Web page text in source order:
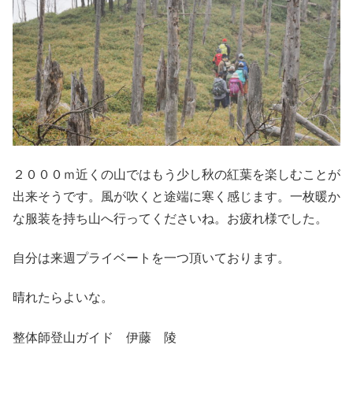
２０００ｍ近くの山ではもう少し秋の紅葉を楽しむことが
出来そうです。風が吹くと途端に寒く感じます。一枚暖か
な服装を持ち山へ行ってくださいね。お疲れ様でした。
自分は来週プライベートを一つ頂いております。
晴れたらよいな。
整体師登山ガイド 伊藤 陵